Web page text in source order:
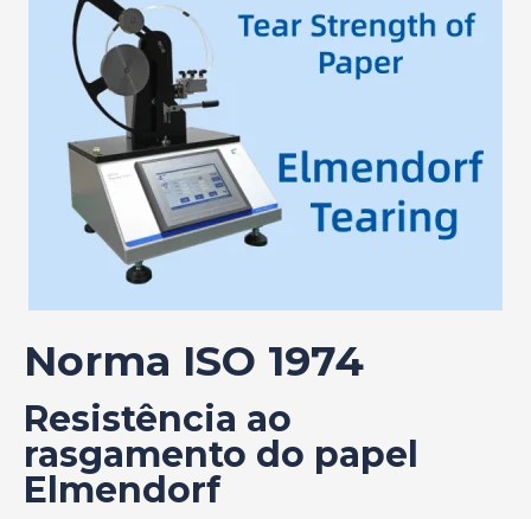
Norma ISO 1974
Resistência ao
rasgamento do papel
Elmendorf